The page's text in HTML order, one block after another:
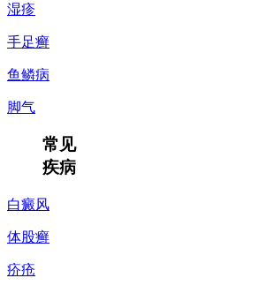
湿疹
手足癣
鱼鳞病
脚气
常见
疾病
白癜风
体股癣
疥疮